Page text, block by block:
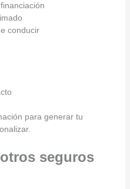
conducir
para generar tu
seguros